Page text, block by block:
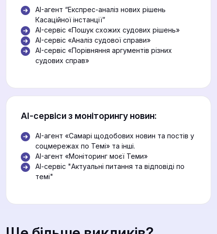
AI-агент “Експрес-аналіз нових рішень
Касаційної інстанції”
AI-сервіс «Пошук схожих судових рішень»
AI-сервіс «Аналіз судової справи»
AI-сервіс «Порівняння аргументів різних
судових справ»
АІ-сервіси з моніторингу новин:
AI-агент «Самарі щодобових новин та постів у
соцмережах по Темі» та інші.
AI-агент «Моніторинг моєї Теми»
АІ-сервіс "Актуальні питання та відповіді по
темі"